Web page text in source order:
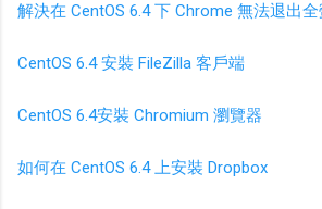
解決在 CentOS 6.4 下 Chrome 無法退出
CentOS 6.4 安裝 FileZilla 客戶端
CentOS 6.4安裝 Chromium 瀏覽器
如何在 CentOS 6.4 上安裝 Dropbox